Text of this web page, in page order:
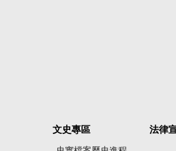
文史專區 法律